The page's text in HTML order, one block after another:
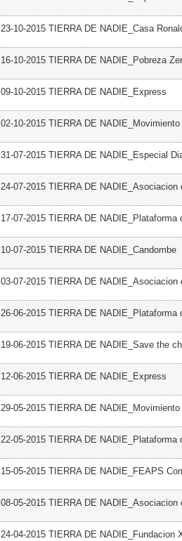
23-10-2015 TIERRA DE NADIE_Casa
16-10-2015 TIERRA DE NADIE_Pobreza
09-10-2015 TIERRA DE NADIE_Express
02-10-2015 TIERRA DE
31-07-2015 TIERRA DE NADIE_Especial
24-07-2015 TIERRA DE
17-07-2015 TIERRA DE NADIE_Plataforma
10-07-2015 TIERRA DE NADIE_Candombe
03-07-2015 TIERRA DE
26-06-2015 TIERRA DE
19-06-2015 TIERRA DE NADIE_Save the
12-06-2015 TIERRA DE NADIE_Express
29-05-2015 TIERRA DE
22-05-2015 TIERRA DE
15-05-2015 TIERRA DE NADIE_FEAPS
08-05-2015 TIERRA DE NADIE_Asociacion
24-04-2015 TIERRA DE NADIE_Fundacion